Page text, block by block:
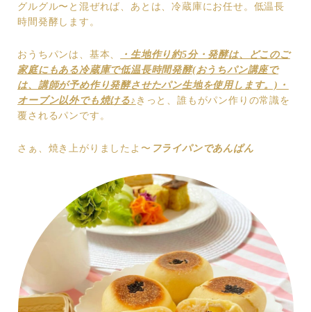
グルグル〜と混ぜれば、あとは、冷蔵庫にお任せ。低温長
時間発酵します。
おうちパンは、基本、 ・生地作り約5分・発酵は、どこのご
家庭にもある冷蔵庫で低温長時間発酵(おうちパン講座で
は、講師が予め作り発酵させたパン生地を使用します。) ・
オーブン以外でも焼ける♪ きっと、誰もがパン作りの常識を
覆されるパンです。
さぁ、焼き上がりましたよ〜 フライパンであんぱん